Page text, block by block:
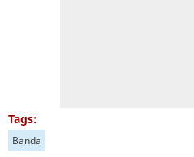
Tags:
Banda